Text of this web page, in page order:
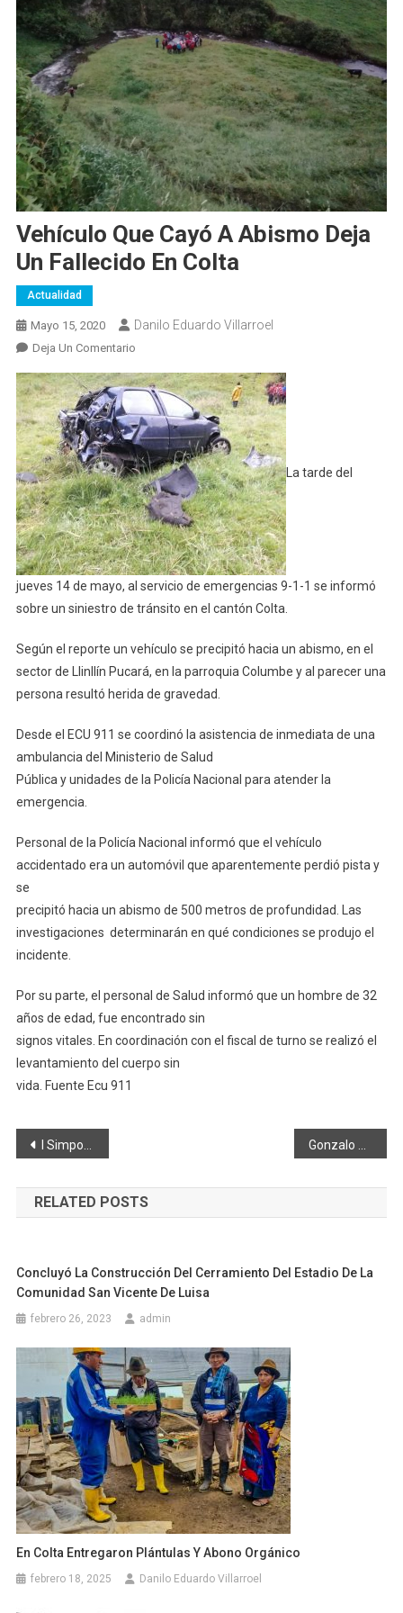
Vehículo Que Cayó A Abismo Deja
Un Fallecido En Colta
Actualidad
Mayo 15, 2020 Danilo Eduardo Villarroel
Deja Un ComentarioEn
Que
Cayó
A
Abismo
Deja
Un
Fallecido
En
Colta
La tarde del
jueves 14 de mayo, al servicio de emergencias 9-1-1 se informó
sobre un siniestro de tránsito en el cantón Colta.
Según el reporte un vehículo se precipitó hacia un abismo, en el
sector de Llinllín Pucará, en la parroquia Columbe y al parecer una
persona resultó herida de gravedad.
Desde el ECU 911 se coordinó la asistencia de inmediata de una
ambulancia del Ministerio de Salud
Pública y unidades de la Policía Nacional para atender la
emergencia.
Personal de la Policía Nacional informó que el vehículo
accidentado era un automóvil que aparentemente perdió pista y
se
precipitó hacia un abismo de 500 metros de profundidad. Las
investigaciones determinarán en qué condiciones se produjo el
incidente.
Por su parte, el personal de Salud informó que un hombre de 32
años de edad, fue encontrado sin
signos vitales. En coordinación con el fiscal de turno se realizó el
levantamiento del cuerpo sin
vida. Fuente Ecu 911
Navegación
de
entradas
I Simposio – Foro virtual sobre Salud Bucal Gonzalo Godoy, la música en las venas
RELATED POSTS
Concluyó La Construcción Del Cerramiento Del Estadio De La
Comunidad San Vicente De Luisa
febrero 26, 2023 admin
En Colta Entregaron Plántulas Y Abono Orgánico
febrero 18, 2025 Danilo Eduardo Villarroel